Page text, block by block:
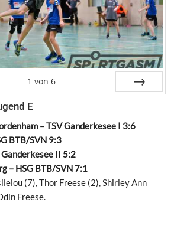
1 von 6
E
– TSV Ganderkesee I 3:6
BTB/SVN 9:3
Ganderkesee II 5:2
– HSG BTB/SVN 7:1
(7), Thor Freese (2), Shirley Ann
Freese.